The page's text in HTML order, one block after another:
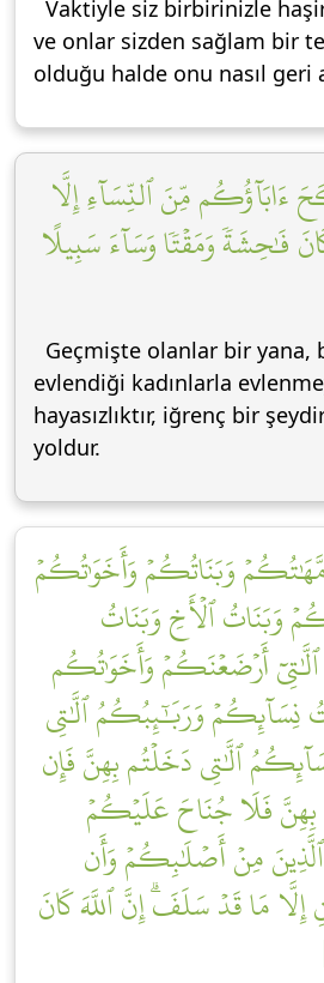
Vaktiyle siz birbirinizle
ve onlar sizden sağlam bir
olduğu halde onu nasıl geri
ءَابَآؤُكُم مِّنَ ٱلنِّسَآءِ إِلَّا
فَٰحِشَةٗ وَمَقۡتٗا وَسَآءَ سَبِيلًا
Geçmişte olanlar bir yana,
evlendiği kadınlarla
hayasızlıktır, iğrenç bir
yoldur.
وَبَنَاتُكُمۡ وَأَخَوَٰتُكُمۡ
ٱلۡأَخِ وَبَنَاتُ
أَرۡضَعۡنَكُمۡ وَأَخَوَٰتُكُم
نِسَآئِكُمۡ وَرَبَٰٓئِبُكُمُ ٱلَّٰتِي
ٱلَّٰتِي دَخَلۡتُم بِهِنَّ فَإِن
بِهِنَّ فَلَا جُنَاحَ عَلَيۡكُمۡ
مِنۡ أَصۡلَٰبِكُمۡ وَأَن
إِلَّا مَا قَدۡ سَلَفَۗ إِنَّ ٱللَّهَ كَانَ